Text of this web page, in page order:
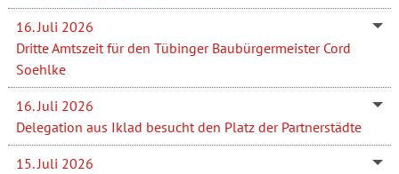
16. Juli 2026
Dritte Amtszeit für den Tübinger Baubürgermeister Cord
Soehlke
16. Juli 2026
Delegation aus Iklad besucht den Platz der Partnerstädte
15. Juli 2026